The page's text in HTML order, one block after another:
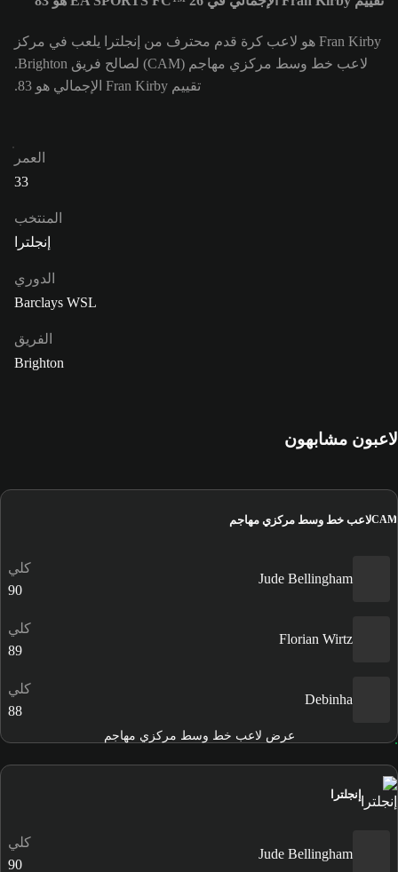
Fran Kirby هو لاعب كرة قدم محترف من إنجلترا يلعب في مركز
لاعب خط وسط مركزي مهاجم (CAM) لصالح فريق Brighton.
تقييم Fran Kirby الإجمالي هو 83.
العمر
33
المنتخب
إنجلترا
الدوري
Barclays WSL
الفريق
Brighton
لاعبون مشابهون
CAMلاعب خط وسط مركزي مهاجم
Jude Bellingham
كلي
90
Florian Wirtz
كلي
89
Debinha
كلي
88
عرض لاعب خط وسط مركزي مهاجم
إنجلترا
Jude Bellingham
كلي
90